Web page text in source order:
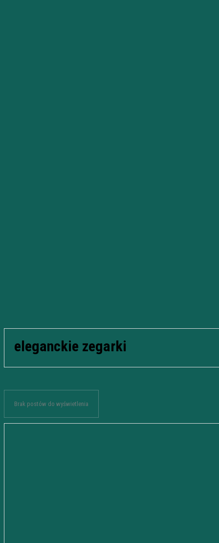
eleganckie zegarki
Brak postów do wyświetlenia